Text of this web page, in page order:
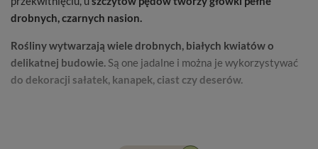
drobnych, czarnych nasion.
Rośliny wytwarzają wiele drobnych, białych kwiatów o
delikatnej budowie. Są one jadalne i można je wykorzystywać
do dekoracji sałatek, kanapek, ciast czy deserów.